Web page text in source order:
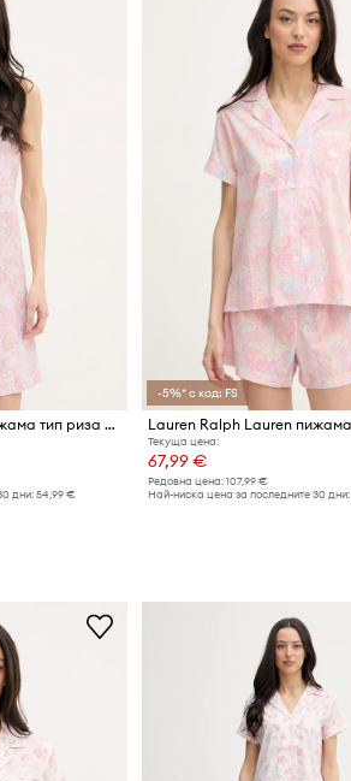
Lauren Ralph Lauren пижама тип риза дамска
дни: 54,99 €
-5%* с код: FS
Текуща цена:
67,99 €
Редовна цена: 107,99 €
Най-ниска цена за последните 30 дни: